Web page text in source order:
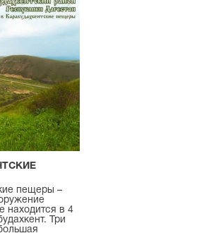
пещеры –
находится в 4
Три